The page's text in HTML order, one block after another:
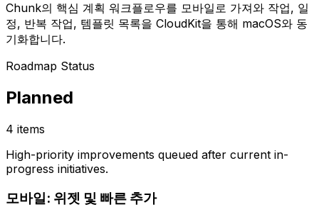
Chunk의 핵심 계획 워크플로우를 모바일로 가져와 작업, 일
정, 반복 작업, 템플릿 목록을 CloudKit을 통해 macOS와 동
기화합니다.
Roadmap Status
Planned
4 items
High-priority improvements queued after current in-
progress initiatives.
모바일: 위젯 및 빠른 추가